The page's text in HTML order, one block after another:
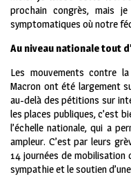
prochain congrès, mais
symptomatiques où notre
Au niveau nationale tout
Les mouvements contre
Macron ont été largement
au-delà des pétitions sur
les places publiques, c’est
l’échelle nationale, qui a
ampleur. C’est par leurs
14 journées de
sympathie et le soutien